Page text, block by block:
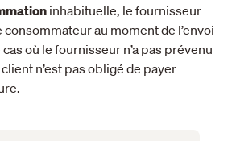
inhabituelle, le fournisseur
consommateur au moment de l’envoi
où le fournisseur n’a pas prévenu
n’est pas obligé de payer